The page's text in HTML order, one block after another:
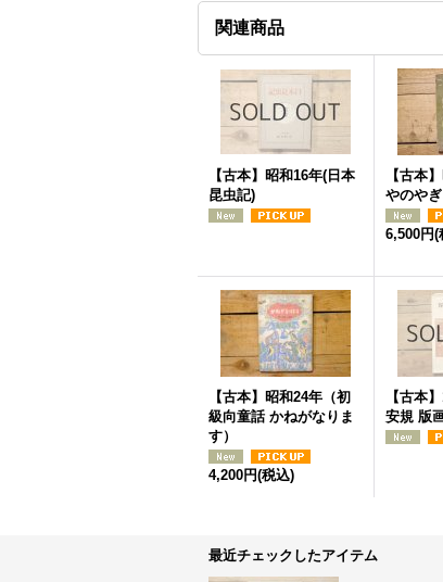
関連商品
【古本】昭和16年(日本
昆虫記)
【古本
やのや
6,500円(
【古本】昭和24年（初
級向童話 かねがなりま
す）
4,200円(税込)
【古本
安規 版
最近チェックしたアイテム